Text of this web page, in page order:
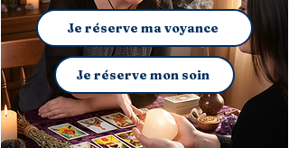
Je réserve ma voyance
Je réserve mon soin